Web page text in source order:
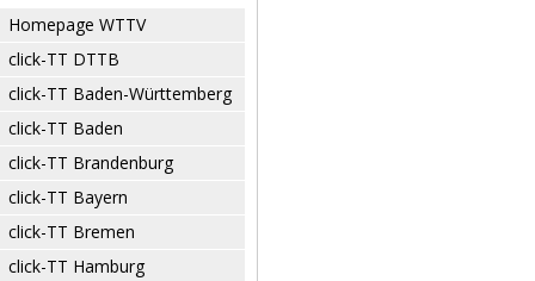
Homepage WTTV
click-TT DTTB
click-TT Baden-Württemberg
click-TT Baden
click-TT Brandenburg
click-TT Bayern
click-TT Bremen
click-TT Hamburg